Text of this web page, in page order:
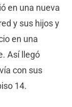
en una nueva
y sus hijos y
en una
Así llegó
con sus
14.